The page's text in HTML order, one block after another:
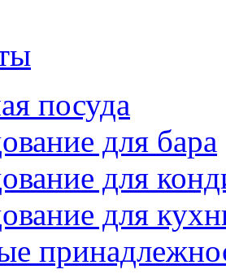
посуда
для бара
для
для